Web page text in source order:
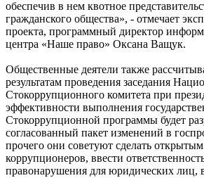
обеспечив в нем квотное
гражданского общества», - отмечает
проекта, программный директор
центра «Наше право» Оксана Ващук.
Общественные деятели также
результатам проведения заседания
Стокоррупционного комитета при
эффективности выполнения
Стокоррупционной программы будет
согласованный пакет изменений в
прочего они советуют сделать
коррупционеров, ввести
правонарушения для юридических лиц,